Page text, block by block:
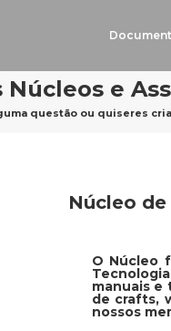
Núcleos e
questão ou quiseres
Núcleo
O Núcleo
manuais e
de crafts,
nossos